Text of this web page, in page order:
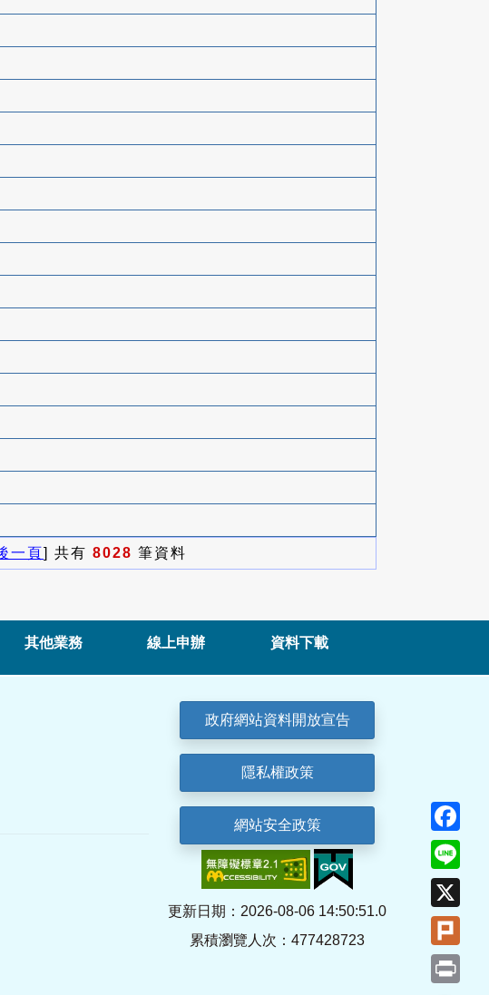
一頁] 共有 8028 筆資料
其他業務 線上申辦 資料下載
政府網站資料開放宣告
隱私權政策
網站安全政策
更新日期：2026-08-06 14:50:51.0
累積瀏覽人次：477428723